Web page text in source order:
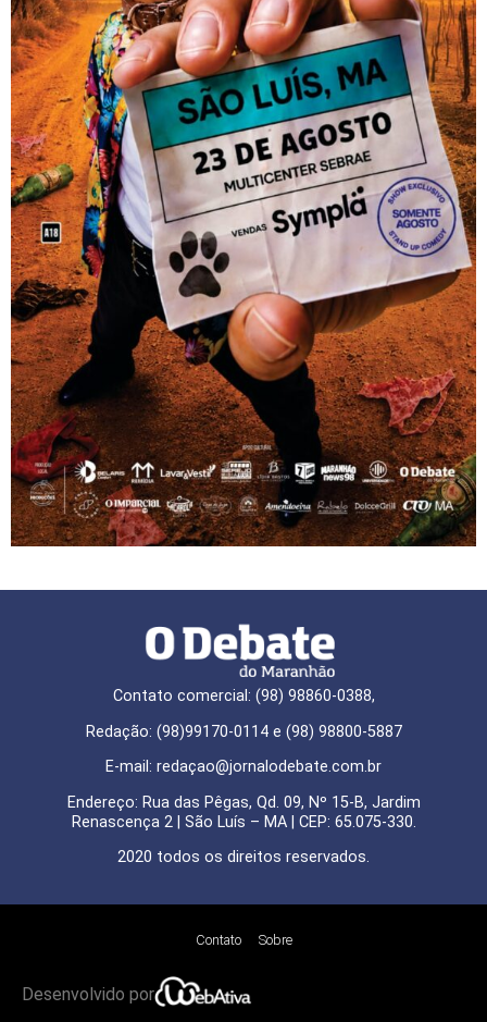
Contato comercial: (98) 98860-0388,
Redação: (98)99170-0114 e (98) 98800-5887
E-mail: redaçao@jornalodebate.com.br
Endereço: Rua das Pêgas, Qd. 09, Nº 15-B, Jardim
Renascença 2 | São Luís – MA | CEP: 65.075-330.
2020 todos os direitos reservados.
Contato Sobre
Desenvolvido por